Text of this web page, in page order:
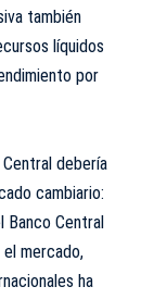
también
líquidos
por
debería
cambiario:
Banco Central
mercado,
ha